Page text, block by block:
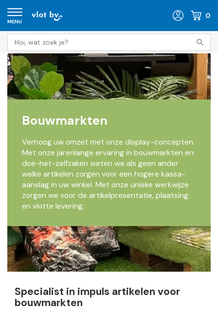
MENU
0
Bouwmarkten
Verhoog uw omzet met onze display-concepten.
Met onze jarenlange ervaring in bouwmarkten en
doe-het-zelfzaken weten we als geen ander
welke artikelen zorgen voor een hogere kassa-
aanslag in uw winkel. Met onze unieke werkwijze
zorgen we voor de artikelpresentatie, plaatsing
en vlotte levering.
Specialist in impuls artikelen voor
bouwmarkten